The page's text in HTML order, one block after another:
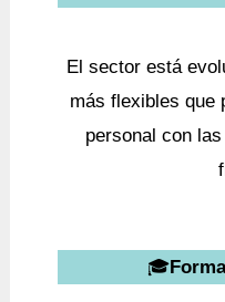
El sector está
más flexibles que
personal con
🎓